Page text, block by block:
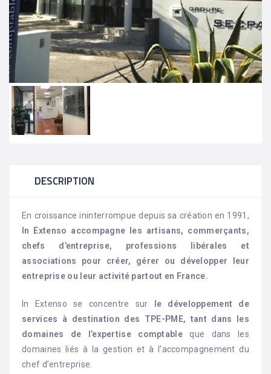
DESCRIPTION
En croissance ininterrompue depuis sa création en 1991,
In Extenso accompagne les artisans, commerçants,
chefs d’entreprise, professions libérales et
associations pour créer, gérer ou développer leur
entreprise ou leur activité partout en France.
In Extenso se concentre sur
le développement de
services à destination des TPE-PME, tant dans les
domaines de l’expertise comptable que dans les
domaines liés à la gestion et à l’accompagnement du
chef d’entreprise.